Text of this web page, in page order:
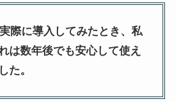
際に導入してみたとき、私
は数年後でも安心して使え
た。